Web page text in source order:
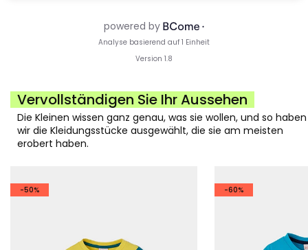
Vervollständigen Sie Ihr Aussehen
Die Kleinen wissen ganz genau, was sie wollen, und so haben
wir die Kleidungsstücke ausgewählt, die sie am meisten
erobert haben.
-50% -60%